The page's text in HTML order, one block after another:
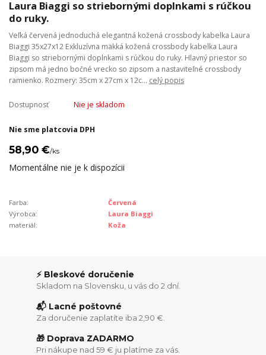
Laura Biaggi so striebornými doplnkami s rúčkou
do ruky.
Veľká červená jednoduchá elegantná kožená crossbody kabelka Laura
Biaggi 35x27x12 Exkluzívna mäkká kožená crossbody kabelka Laura
Biaggi so striebornými doplnkami s rúčkou do ruky. Hlavný priestor so
zipsom má jedno bočné vrecko so zipsom a nastaviteľné crossbody
ramienko. Rozmery: 35cm x 27cm x 12c... celý popis
Dostupnosť Nie je skladom
Nie sme platcovia DPH
58,90 €/ks
Momentálne nie je k dispozícii
Farba:
Červená
Výrobca:
Laura Biaggi
materiál:
Koža
⚡ Bleskové doručenie
Skladom na Slovensku, u vás do 2 dní.
📬 Lacné poštovné
Za doručenie zaplatíte iba 2,90 €.
🎁 Doprava ZADARMO
Pri nákupe nad 59 € ju platíme za vás.